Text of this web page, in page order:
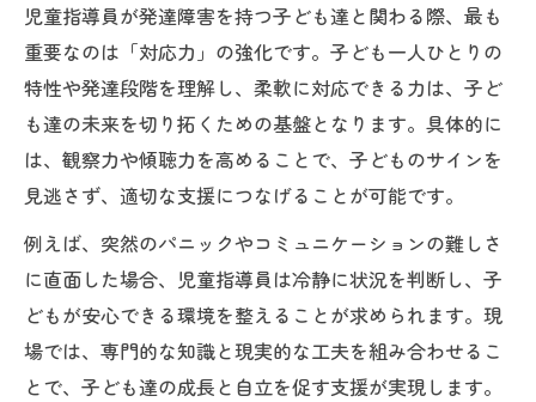
児童指導員が発達障害を持つ子ども達と関わる際、最も
重要なのは「対応力」の強化です。子ども一人ひとりの
特性や発達段階を理解し、柔軟に対応できる力は、子ど
も達の未来を切り拓くための基盤となります。具体的に
は、観察力や傾聴力を高めることで、子どものサインを
見逃さず、適切な支援につなげることが可能です。
例えば、突然のパニックやコミュニケーションの難しさ
に直面した場合、児童指導員は冷静に状況を判断し、子
どもが安心できる環境を整えることが求められます。現
場では、専門的な知識と現実的な工夫を組み合わせるこ
とで、子ども達の成長と自立を促す支援が実現します。